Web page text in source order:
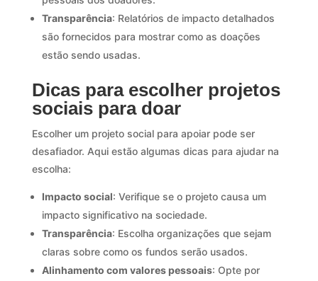
Transparência: Relatórios de impacto detalhados
são fornecidos para mostrar como as doações
estão sendo usadas.
Dicas para escolher projetos
sociais para doar
Escolher um projeto social para apoiar pode ser
desafiador. Aqui estão algumas dicas para ajudar na
escolha:
Impacto social: Verifique se o projeto causa um
impacto significativo na sociedade.
Transparência: Escolha organizações que sejam
claras sobre como os fundos serão usados.
Alinhamento com valores pessoais: Opte por